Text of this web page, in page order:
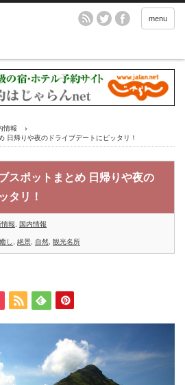
menu
情報
日帰りや夜のドライブデートにピッタリ！
スポットまとめ 日帰りや夜の
タリ！
報 国内情報
癒し 絶景 自然 観光名所